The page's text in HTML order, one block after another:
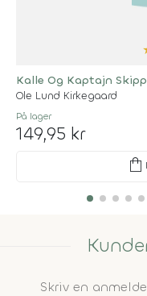
Kalle Og Kaptajn
Ole Lund Kirkegaard
På lager
149,95 kr
shopping_bag
Skriv en